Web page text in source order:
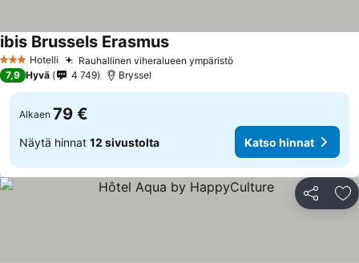
3 Tähtiluokitus
Hotelli Rauhallinen viheralueen ympäristöKatso hinnat
ibis Brussels ErasmusKatso hinnat
7,9 Hyvä 4 749 Bryssel
Alkaen 79 €
Näytä hinnat 12 sivustolta Katso hinnat
Jaa